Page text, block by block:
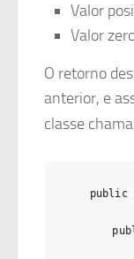
Valor
Valor
O retorno
anterior, e
classe
public